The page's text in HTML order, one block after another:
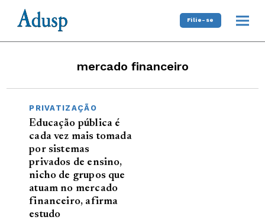
Filie-se
mercado financeiro
PRIVATIZAÇÃO
Educação pública é
cada vez mais tomada
por sistemas
privados de ensino,
nicho de grupos que
atuam no mercado
financeiro, afirma
estudo